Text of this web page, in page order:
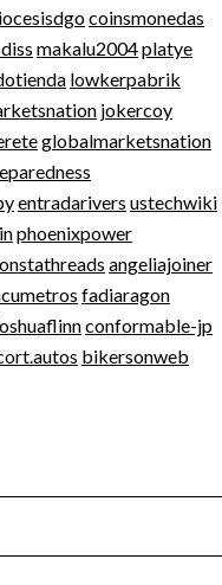
coinsmonedas
makalu2004platye
lowkerpabrik
jokercoy
globalmarketsnation
entradarivers ustechwiki
phoenixpower
angeliajoiner
fadiaragon
conformable-jp
bikersonweb